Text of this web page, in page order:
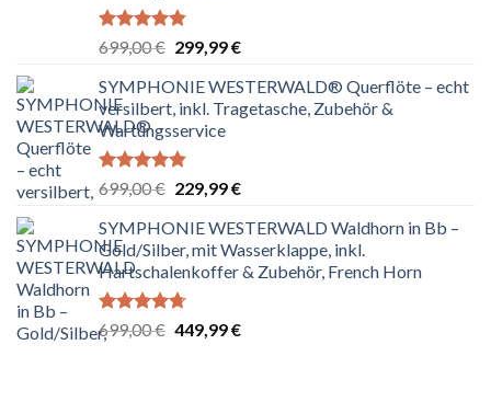
Bewertet
4.80
von 5
699,00€ Ursprünglicher
war:
699,00 €
299,99€Aktueller
ist:
299,99 €.
SYMPHONIE WESTERWALD® Querflöte – echt
versilbert, inkl. Tragetasche, Zubehör &
Wartungsservice
Bewertet
4.83
von 5
699,00€ Ursprünglicher
war:
699,00 €
229,99€Aktueller
ist:
229,99 €.
SYMPHONIE WESTERWALD Waldhorn in Bb –
Gold/Silber, mit Wasserklappe, inkl.
Hartschalenkoffer & Zubehör, French Horn
Bewertet
mit 4.67
699,00€ Ursprünglicher
449,99€Aktueller